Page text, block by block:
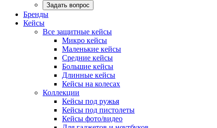
Задать вопрос
Бренды
Кейсы
Все защитные кейсы
Микро кейсы
Маленькие кейсы
Средние кейсы
Большие кейсы
Длинные кейсы
Кейсы на колесах
Коллекции
Кейсы под ружья
Кейсы под пистолеты
Кейсы фото/видео